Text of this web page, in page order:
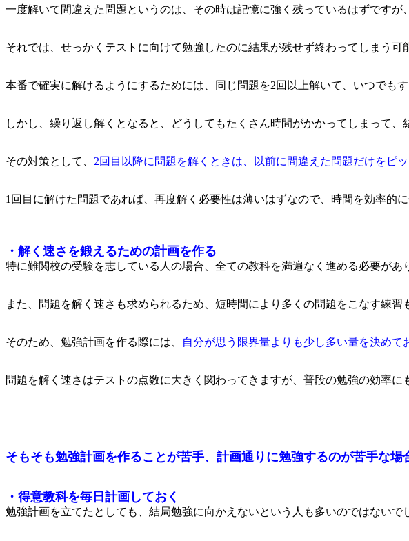
一度解いて間違えた問題というのは、その時は記憶に強く残っているはずですが
それでは、せっかくテストに向けて勉強したのに結果が残せず終わってしまう可
本番で確実に解けるようにするためには、同じ問題を2回以上解いて、いつでも
しかし、繰り返し解くとなると、どうしてもたくさん時間がかかってしまって
その対策として、 2回目以降に問題を解くときは、以前に間違えた問題だけをピ
1回目に解けた問題であれば、再度解く必要性は薄いはずなので、時間を効率的
・解く速さを鍛えるための計画を作る
特に難関校の受験を志している人の場合、全ての教科を満遍なく進める必要があ
また、問題を解く速さも求められるため、短時間により多くの問題をこなす練習
そのため、勉強計画を作る際には、 自分が思う限界量よりも少し多い量を決めて
問題を解く速さはテストの点数に大きく関わってきますが、普段の勉強の効率
そもそも勉強計画を作ることが苦手、計画通りに勉強するのが苦手な
・得意教科を毎日計画しておく
勉強計画を立てたとしても、結局勉強に向かえないという人も多いのではないで